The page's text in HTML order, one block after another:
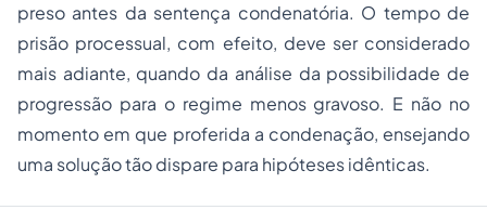
preso antes da sentença condenatória. O tempo de
prisão processual, com efeito, deve ser considerado
mais adiante, quando da análise da possibilidade de
progressão para o regime menos gravoso. E não no
momento em que proferida a condenação, ensejando
uma solução tão dispare para hipóteses idênticas.